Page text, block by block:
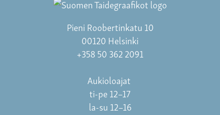
Pieni Roobertinkatu 10
00120 Helsinki
+358 50 362 2091
Aukioloajat
ti-pe 12–17
la-su 12–16